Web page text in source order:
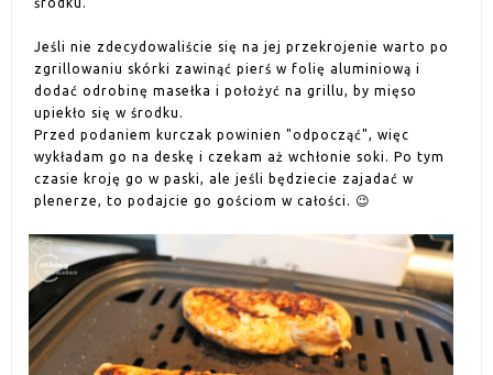
środku.
Jeśli nie zdecydowaliście się na jej przekrojenie warto po
zgrillowaniu skórki zawinąć pierś w folię aluminiową i
dodać odrobinę masełka i położyć na grillu, by mięso
upiekło się w środku.
Przed podaniem kurczak powinien "odpocząć", więc
wykładam go na deskę i czekam aż wchłonie soki. Po tym
czasie kroję go w paski, ale jeśli będziecie zajadać w
plenerze, to podajcie go gościom w całości. 😉